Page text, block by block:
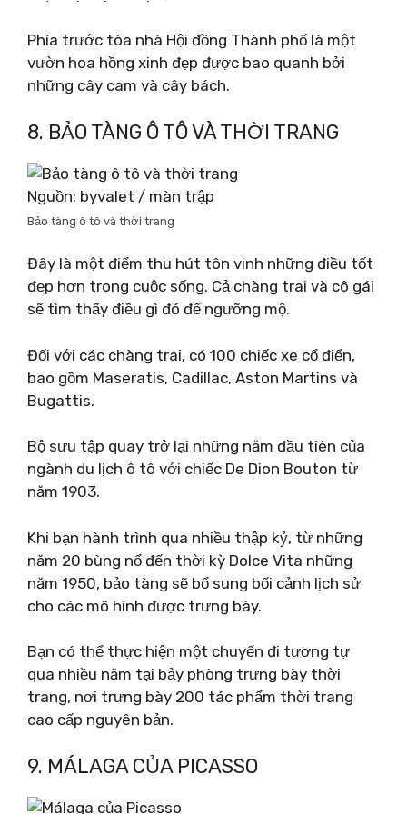
Phía trước tòa nhà Hội đồng Thành phố là một
vườn hoa hồng xinh đẹp được bao quanh bởi
những cây cam và cây bách.
8. BẢO TÀNG Ô TÔ VÀ THỜI TRANG
Nguồn: byvalet / màn trập
Bảo tàng ô tô và thời trang
Đây là một điểm thu hút tôn vinh những điều tốt
đẹp hơn trong cuộc sống. Cả chàng trai và cô gái
sẽ tìm thấy điều gì đó để ngưỡng mộ.
Đối với các chàng trai, có 100 chiếc xe cổ điển,
bao gồm Maseratis, Cadillac, Aston Martins và
Bugattis.
Bộ sưu tập quay trở lại những năm đầu tiên của
ngành du lịch ô tô với chiếc De Dion Bouton từ
năm 1903.
Khi bạn hành trình qua nhiều thập kỷ, từ những
năm 20 bùng nổ đến thời kỳ Dolce Vita những
năm 1950, bảo tàng sẽ bổ sung bối cảnh lịch sử
cho các mô hình được trưng bày.
Bạn có thể thực hiện một chuyến đi tương tự
qua nhiều năm tại bảy phòng trưng bày thời
trang, nơi trưng bày 200 tác phẩm thời trang
cao cấp nguyên bản.
9. MÁLAGA CỦA PICASSO